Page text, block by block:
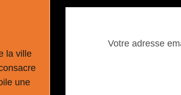
la ville
une
Pour vous abonner à notre